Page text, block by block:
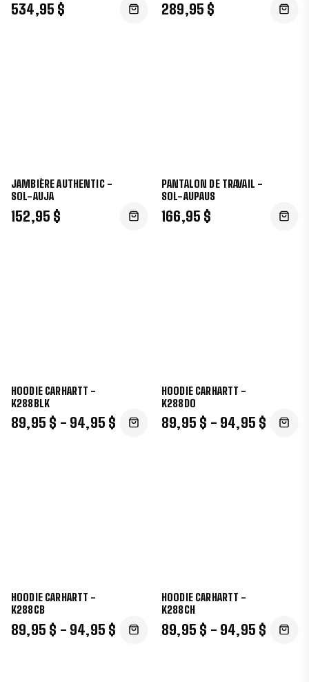
534,95 $ 289,95 $
JAMBIÈRE AUTHENTIC -
SOL-AUJA
152,95 $
PANTALON DE TRAVAIL -
SOL-AUPAUS
166,95 $
HOODIE CARHARTT -
K288BLK
89,95 $ - 94,95 $
HOODIE CARHARTT -
K288DO
89,95 $ - 94,95 $
HOODIE CARHARTT -
K288CB
89,95 $ - 94,95 $
HOODIE CARHARTT -
K288CH
89,95 $ - 94,95 $